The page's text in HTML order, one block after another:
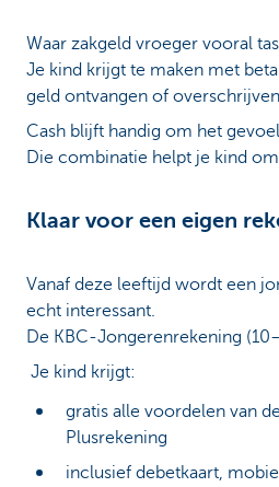
Waar zakgeld vroeger vooral
Je kind krijgt te maken met
geld ontvangen of
Cash blijft handig om het
Die combinatie helpt je kind
Klaar voor een eigen
Vanaf deze leeftijd wordt een
echt interessant.
De KBC‑Jongerenrekening
Je kind krijgt:
gratis alle voordelen van
Plusrekening
inclusief debetkaart,